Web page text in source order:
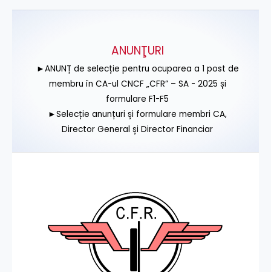
ANUNŢURI
►ANUNȚ de selecție pentru ocuparea a 1 post de
membru în CA-ul CNCF „CFR” – SA - 2025 și
formulare F1-F5
►Selecție anunțuri și formulare membri CA,
Director General și Director Financiar